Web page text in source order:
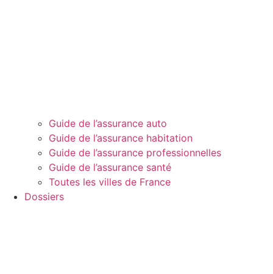
Guide de l’assurance auto
Guide de l’assurance habitation
Guide de l’assurance professionnelles
Guide de l’assurance santé
Toutes les villes de France
Dossiers